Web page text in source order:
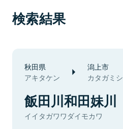
検索結果
秋田県
アキタケン
潟上市
カタガミシ
飯田川和田妹川
イイタガワワダイモカワ